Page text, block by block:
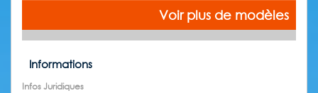
Voir plus de modèles
Informations
Infos Juridiques